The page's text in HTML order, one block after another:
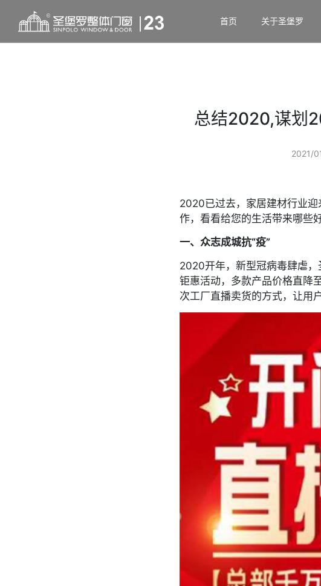
首页 关于圣堡罗
总结2020,谋划
2021/
2020已过去，家居建材行业
作，看看给您的生活带来哪些好
一、众志成城抗“疫”
2020开年，新型冠病毒肆虐，
钜惠活动，多款产品价格直降
次工厂直播卖货的方式，让用